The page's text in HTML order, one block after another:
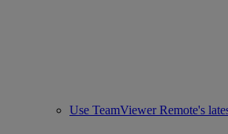
Use TeamViewer Remote's